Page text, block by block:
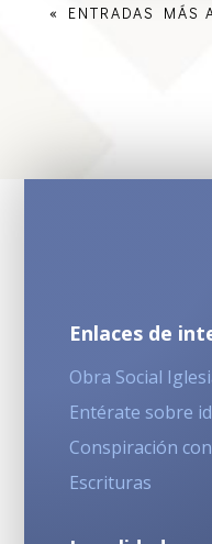
« ENTRADAS MÁS
Enlaces de
Obra Social
Entérate sobre
Conspiración
Escrituras